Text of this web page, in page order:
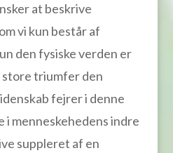
at beskrive
vi kun består af
den fysiske verden er
store triumfer den
fejrer i denne
i menneskehedens indre
suppleret af en